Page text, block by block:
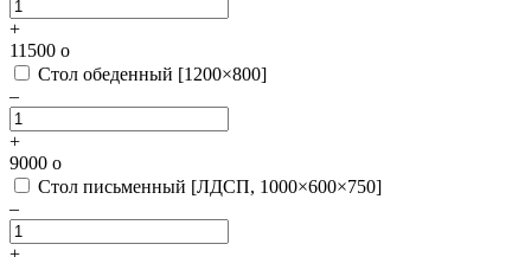
+
11500 o
Стол обеденный [1200×800]
–
+
9000 o
Стол письменный [ЛДСП, 1000×600×750]
–